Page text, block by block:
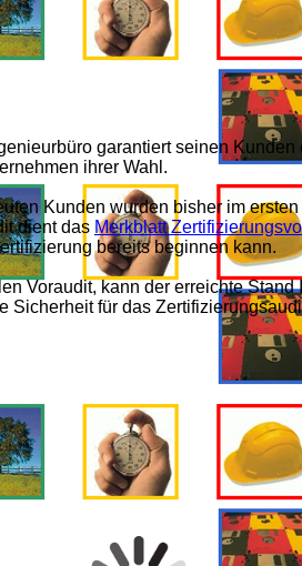
garantiert seinen
ihrer Wahl.
Kunden wurden bisher im
dient das Merkblatt
bereits beginnen kann.
Voraudit, kann der erreichte
Sicherheit für das